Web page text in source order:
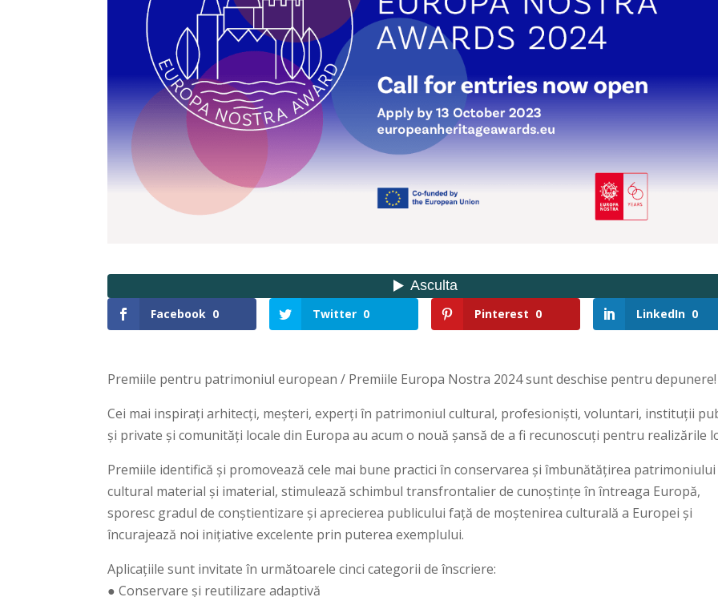
Facebook 0 Twitter 0 Pinterest 0 LinkedIn 0
Premiile pentru patrimoniul european / Premiile Europa Nostra 2024 sunt deschise pentru depunere!
Cei mai inspirați arhitecți, meșteri, experți în patrimoniul cultural, profesioniști, voluntari, instituții
și private și comunități locale din Europa au acum o nouă șansă de a fi recunoscuți pentru realizările
Premiile identifică și promovează cele mai bune practici în conservarea și îmbunătățirea patrimoniului
cultural material și imaterial, stimulează schimbul transfrontalier de cunoștințe în întreaga Europă,
sporesc gradul de conștientizare și aprecierea publicului față de moștenirea culturală a Europei și
încurajează noi inițiative excelente prin puterea exemplului.
Aplicațiile sunt invitate în următoarele cinci categorii de înscriere:
● Conservare și reutilizare adaptivă